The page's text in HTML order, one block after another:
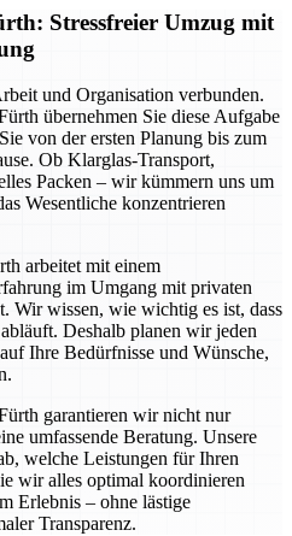
Stressfreier Umzug mit
und Organisation verbunden.
übernehmen Sie diese Aufgabe
von der ersten Planung bis zum
Ob Klarglas-Transport,
Packen – wir kümmern uns um
Wesentliche konzentrieren
arbeitet mit einem
im Umgang mit privaten
Wir wissen, wie wichtig es ist, dass
Deshalb planen wir jeden
Ihre Bedürfnisse und Wünsche,
garantieren wir nicht nur
umfassende Beratung. Unsere
welche Leistungen für Ihren
wir alles optimal koordinieren
Erlebnis – ohne lästige
Transparenz.